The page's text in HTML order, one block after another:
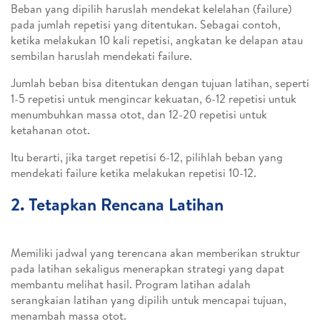
Beban yang dipilih haruslah mendekat kelelahan (failure)
pada jumlah repetisi yang ditentukan. Sebagai contoh,
ketika melakukan 10 kali repetisi, angkatan ke delapan atau
sembilan haruslah mendekati failure.
Jumlah beban bisa ditentukan dengan tujuan latihan, seperti
1-5 repetisi untuk mengincar kekuatan, 6-12 repetisi untuk
menumbuhkan massa otot, dan 12-20 repetisi untuk
ketahanan otot.
Itu berarti, jika target repetisi 6-12, pilihlah beban yang
mendekati failure ketika melakukan repetisi 10-12.
2. Tetapkan Rencana Latihan
Memiliki jadwal yang terencana akan memberikan struktur
pada latihan sekaligus menerapkan strategi yang dapat
membantu melihat hasil. Program latihan adalah
serangkaian latihan yang dipilih untuk mencapai tujuan,
menambah massa otot.